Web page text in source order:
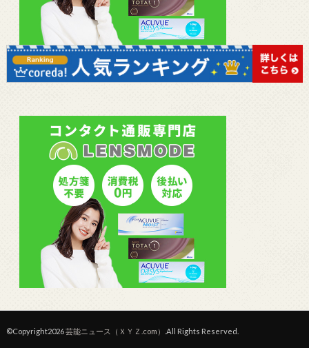
©Copyright2026芸能ニュース（ＸＹＺ.com） .All Rights Reserved.